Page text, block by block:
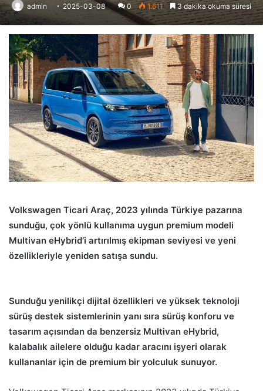
admin 2025-03-08 0 1.611 3 dakika okuma süresi
Volkswagen Ticari Araç, 2023 yılında Türkiye pazarına
sunduğu, çok yönlü kullanıma uygun premium modeli
Multivan eHybrid’i artırılmış ekipman seviyesi ve yeni
özellikleriyle yeniden satışa sundu.
Sunduğu yenilikçi dijital özellikleri ve yüksek teknoloji
sürüş destek sistemlerinin yanı sıra sürüş konforu ve
tasarım açısından da benzersiz Multivan eHybrid,
kalabalık ailelere olduğu kadar aracını işyeri olarak
kullananlar için de premium bir yolculuk sunuyor.